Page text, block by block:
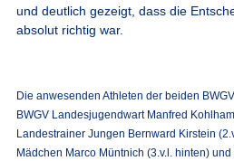
und deutlich gezeigt, dass die
absolut richtig war.
Die anwesenden Athleten der beiden
BWGV Landesjugendwart Manfred
Landestrainer Jungen Bernward Kirstein
Mädchen Marco Müntnich (3.v.l. hinten)